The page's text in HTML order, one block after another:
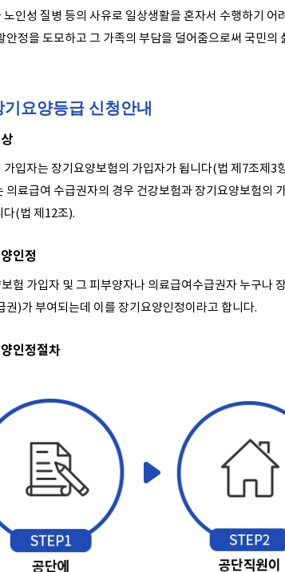
노인성 질병 등의 사유로 일상생활을 혼자서 수행하기
안정을 도모하고 그 가족의 부담을 덜어줌으로써 국민
기요양등급 신청안내
가입자는 장기요양보험의 가입자가 됩니다(법 제7조제3
의료급여 수급권자의 경우 건강보험과 장기요양보험의
다(법 제12조).
인정
험 가입자 및 그 피부양자나 의료급여수급권자 누구나
권)가 부여되는데 이를 장기요양인정이라고 합니다.
인정절차